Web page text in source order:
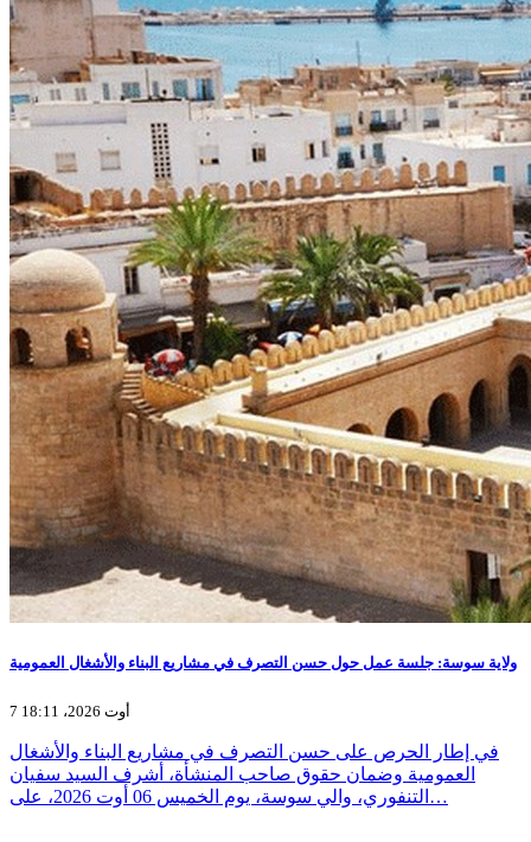
ولاية سوسة: جلسة عمل حول حسن التصرف في مشاريع البناء والأشغال العمومية
7 أوت 2026، 18:11
في إطار الحرص على حسن التصرف في مشاريع البناء والأشغال
العمومية وضمان حقوق صاحب المنشأة، أشرف السيد سفيان
التنفوري، والي سوسة، يوم الخميس 06 أوت 2026، على…